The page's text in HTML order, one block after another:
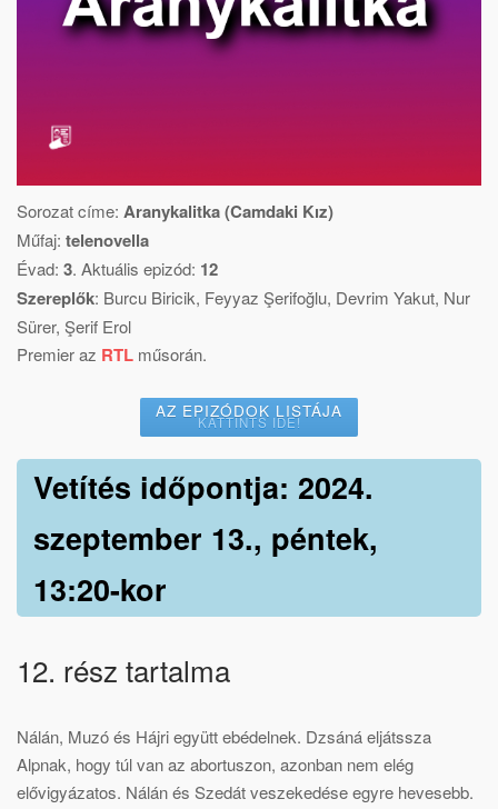
Sorozat címe: Aranykalitka (Camdaki Kız)
Műfaj: telenovella
Évad: 3. Aktuális epizód: 12
Szereplők: Burcu Biricik, Feyyaz Şerifoğlu, Devrim Yakut, Nur
Sürer, Şerif Erol
Premier az RTL műsorán.
AZ EPIZÓDOK LISTÁJA
KATTINTS IDE!
Vetítés időpontja: 2024.
szeptember 13., péntek,
13:20-kor
12. rész tartalma
Nálán, Muzó és Hájri együtt ebédelnek. Dzsáná eljátssza
Alpnak, hogy túl van az abortuszon, azonban nem elég
elővigyázatos. Nálán és Szedát veszekedése egyre hevesebb.